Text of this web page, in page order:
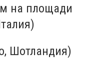
на площади
Шотландия)